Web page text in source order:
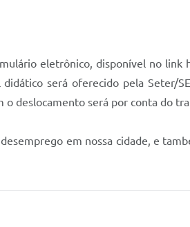
eletrônico, disponível no link
será oferecido pela Seter/
o deslocamento será por conta do
em nossa cidade, e